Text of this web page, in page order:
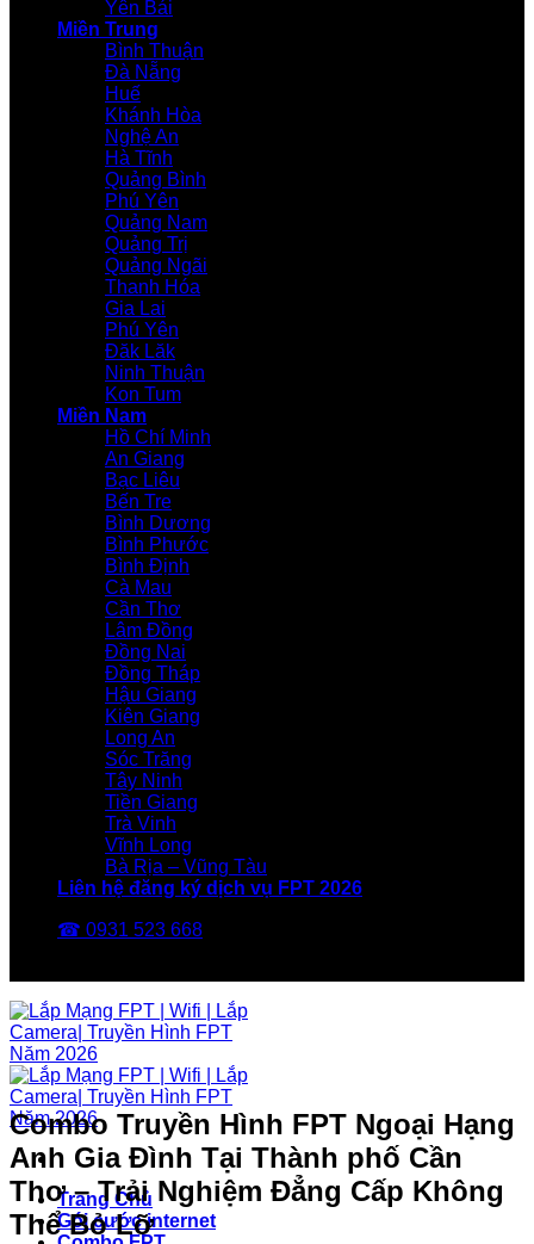
Yên Bái
Miền Trung
Bình Thuận
Đà Nẵng
Huế
Khánh Hòa
Nghệ An
Hà Tĩnh
Quảng Bình
Phú Yên
Quảng Nam
Quảng Trị
Quảng Ngãi
Thanh Hóa
Gia Lai
Phú Yên
Đăk Lăk
Ninh Thuận
Kon Tum
Miền Nam
Hồ Chí Minh
An Giang
Bạc Liêu
Bến Tre
Bình Dương
Bình Phước
Bình Định
Cà Mau
Cần Thơ
Lâm Đồng
Đồng Nai
Đồng Tháp
Hậu Giang
Kiên Giang
Long An
Sóc Trăng
Tây Ninh
Tiền Giang
Trà Vinh
Vĩnh Long
Bà Rịa – Vũng Tàu
Liên hệ đăng ký dịch vụ FPT 2026
☎ 0931 523 668
Trang Chủ
Gói cước internet
Combo Truyền Hình FPT Ngoại Hạng
Anh Gia Đình Tại Thành phố Cần
Thơ – Trải Nghiệm Đẳng Cấp Không
Thể Bỏ Lỡ